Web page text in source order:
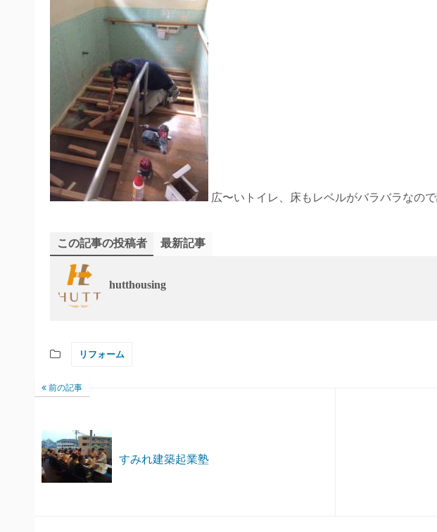
広〜いトイレ、床もレベルがバラバラなの
この記事の投稿者 最新記事
hutthousing
リフォーム
前の記事
すみれ建築起業塾